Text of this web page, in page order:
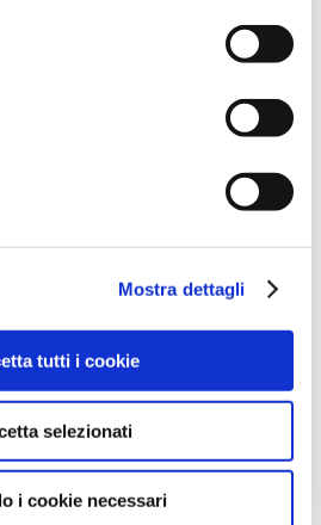
Mostra dettagli
tutti i cookie
selezionati
i cookie necessari